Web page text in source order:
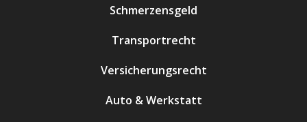
Schmerzensgeld
Transportrecht
Versicherungsrecht
Auto & Werkstatt